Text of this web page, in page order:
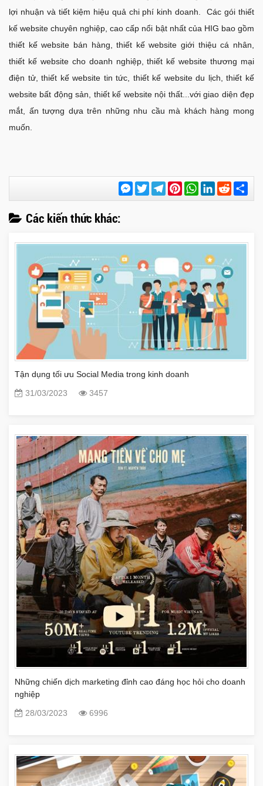
lợi nhuận và tiết kiệm hiệu quả chi phí kinh doanh. Các gói thiết
kế website chuyên nghiệp, cao cấp nổi bật nhất của HIG bao gồm
thiết kế website bán hàng, thiết kế website giới thiệu cá nhân,
thiết kế website cho doanh nghiệp, thiết kế website thương mại
điện tử, thiết kế website tin tức, thiết kế website du lịch, thiết kế
website bất động sản, thiết kế website nội thất...với giao diện đẹp
mắt, ấn tượng dựa trên những nhu cầu mà khách hàng mong
muốn.
Messenger
TwitterTelegramPinterestWhatsApp
LinkedInReddit
Các kiến thức khác:
Tận dụng tối ưu Social Media trong kinh doanh
31/03/2023
3457
Những chiến dịch marketing đỉnh cao đáng học hỏi cho doanh
nghiệp
28/03/2023
6996